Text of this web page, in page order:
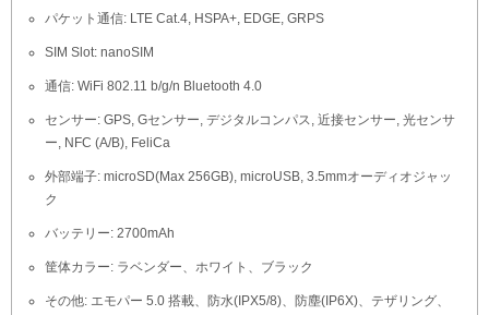
パケット通信: LTE Cat.4, HSPA+, EDGE, GRPS
SIM Slot: nanoSIM
通信: WiFi 802.11 b/g/n Bluetooth 4.0
センサー: GPS, Gセンサー, デジタルコンパス, 近接センサー, 光センサ
ー, NFC (A/B), FeliCa
外部端子: microSD(Max 256GB), microUSB, 3.5mmオーディオジャッ
ク
バッテリー: 2700mAh
筐体カラー: ラベンダー、ホワイト、ブラック
その他: エモパー 5.0 搭載、防水(IPX5/8)、防塵(IP6X)、テザリング、